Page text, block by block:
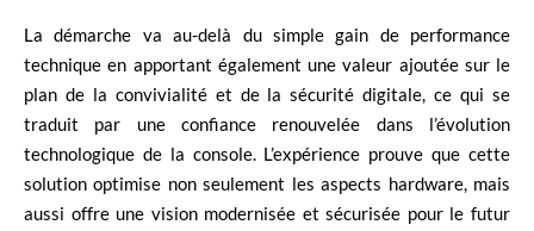
La démarche va au-delà du simple gain de performance
technique en apportant également une valeur ajoutée sur le
plan de la convivialité et de la sécurité digitale, ce qui se
traduit par une confiance renouvelée dans l’évolution
technologique de la console. L’expérience prouve que cette
solution optimise non seulement les aspects hardware, mais
aussi offre une vision modernisée et sécurisée pour le futur